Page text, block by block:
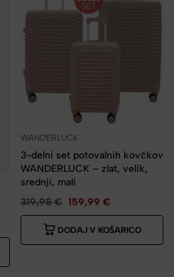
WANDERLUCK
3-delni set potovalnih kovčkov
WANDERLUCK – zlat, velik,
srednji, mali
319,98€ 159,99 €
DODAJ V KOŠARICO